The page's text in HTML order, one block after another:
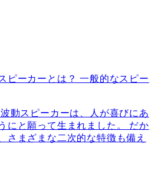
ピーカーとは？ 一般的なスピー
動スピーカーは、人が喜びにあ
にと願って生まれました。 だか
さまざまな二次的な特徴も備え